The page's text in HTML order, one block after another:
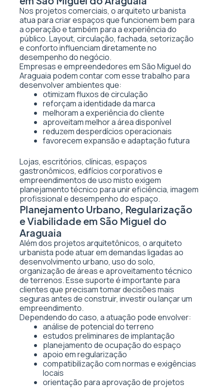
Nos projetos comerciais, o arquiteto urbanista
atua para criar espaços que funcionem bem para
a operação e também para a experiência do
público. Layout, circulação, fachada, setorização
e conforto influenciam diretamente no
desempenho do negócio.
Empresas e empreendedores em São Miguel do
Araguaia podem contar com esse trabalho para
desenvolver ambientes que:
otimizam fluxos de circulação
reforçam a identidade da marca
melhoram a experiência do cliente
aproveitam melhor a área disponível
reduzem desperdícios operacionais
favorecem expansão e adaptação futura
Lojas, escritórios, clínicas, espaços
gastronômicos, edifícios corporativos e
empreendimentos de uso misto exigem
planejamento técnico para unir eficiência, imagem
profissional e desempenho do espaço.
Planejamento Urbano, Regularização
e Viabilidade em São Miguel do
Araguaia
Além dos projetos arquitetônicos, o arquiteto
urbanista pode atuar em demandas ligadas ao
desenvolvimento urbano, uso do solo,
organização de áreas e aproveitamento técnico
de terrenos. Esse suporte é importante para
clientes que precisam tomar decisões mais
seguras antes de construir, investir ou lançar um
empreendimento.
Dependendo do caso, a atuação pode envolver:
análise de potencial do terreno
estudos preliminares de implantação
planejamento de ocupação do espaço
apoio em regularização
compatibilização com normas e exigências
locais
orientação para aprovação de projetos